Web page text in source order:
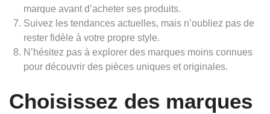
marque avant d’acheter ses produits.
Suivez les tendances actuelles, mais n’oubliez pas de
rester fidèle à votre propre style.
N’hésitez pas à explorer des marques moins connues
pour découvrir des pièces uniques et originales.
Choisissez des marques